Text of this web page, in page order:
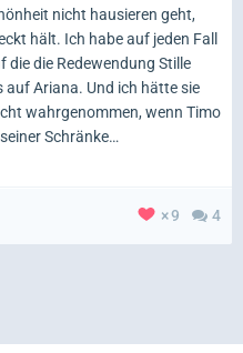
nicht hausieren geht,
hält. Ich habe auf jeden Fall
die die Redewendung Stille
Ariana. Und ich hätte sie
wahrgenommen, wenn Timo
Schränke…
9 4